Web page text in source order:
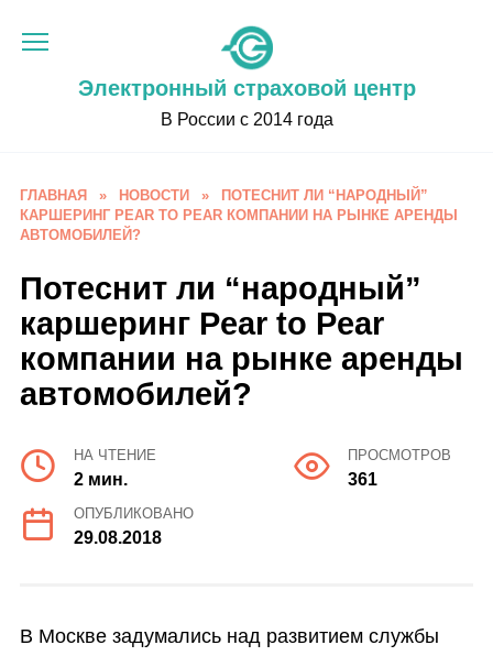
Электронный страховой центр
В России с 2014 года
ГЛАВНАЯ » НОВОСТИ »
ПОТЕСНИТ ЛИ “НАРОДНЫЙ”
КАРШЕРИНГ PEAR TO PEAR КОМПАНИИ НА РЫНКЕ АРЕНДЫ
АВТОМОБИЛЕЙ?
Потеснит ли “народный”
каршеринг Pear to Pear
компании на рынке аренды
автомобилей?
НА ЧТЕНИЕ
2 мин.
ПРОСМОТРОВ
361
ОПУБЛИКОВАНО
29.08.2018
В Москве задумались над развитием службы